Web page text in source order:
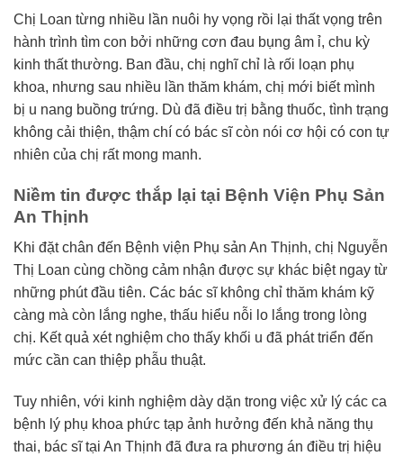
Chị Loan từng nhiều lần nuôi hy vọng rồi lại thất vọng trên
hành trình tìm con bởi những cơn đau bụng âm ỉ, chu kỳ
kinh thất thường. Ban đầu, chị nghĩ chỉ là rối loạn phụ
khoa, nhưng sau nhiều lần thăm khám, chị mới biết mình
bị u nang buồng trứng. Dù đã điều trị bằng thuốc, tình trạng
không cải thiện, thậm chí có bác sĩ còn nói cơ hội có con tự
nhiên của chị rất mong manh.
Niềm tin được thắp lại tại Bệnh Viện Phụ Sản
An Thịnh
Khi đặt chân đến Bệnh viện Phụ sản An Thịnh, chị Nguyễn
Thị Loan cùng chồng cảm nhận được sự khác biệt ngay từ
những phút đầu tiên. Các bác sĩ không chỉ thăm khám kỹ
càng mà còn lắng nghe, thấu hiểu nỗi lo lắng trong lòng
chị. Kết quả xét nghiệm cho thấy khối u đã phát triển đến
mức cần can thiệp phẫu thuật.
Tuy nhiên, với kinh nghiệm dày dặn trong việc xử lý các ca
bệnh lý phụ khoa phức tạp ảnh hưởng đến khả năng thụ
thai, bác sĩ tại An Thịnh đã đưa ra phương án điều trị hiệu